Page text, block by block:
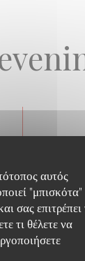
αυτός
"μπισκότα"
σας επιτρέπει
τι θέλετε να
11,00 EUR